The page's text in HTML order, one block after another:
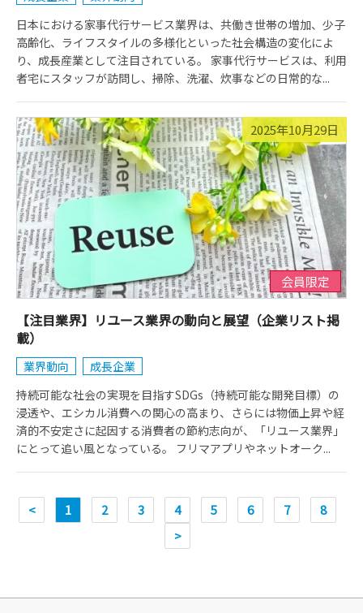
日本における家事代行サービス業界は、共働き世帯の増加、少子
高齢化、ライフスタイルの多様化といった社会構造の変化によ
り、成長産業として注目されている。 家事代行サービスは、利用
者宅にスタッフが訪問し、掃除、洗濯、炊事などの日常的な...
2025年10月29日
会員限定
【注目業界】リユース業界の動向と展望（企業リスト掲
載）
業界動向
成長企業
持続可能な社会の実現を目指すSDGs（持続可能な開発目標）の
浸透や、エシカル消費への関心の高まり、さらには物価上昇や経
済的不安定さに起因する消費者の節約志向が、「リユース業界」
にとって追い風となっている。 フリマアプリやネットオーク...
< 1 2 3 4 5 6 7
8
>